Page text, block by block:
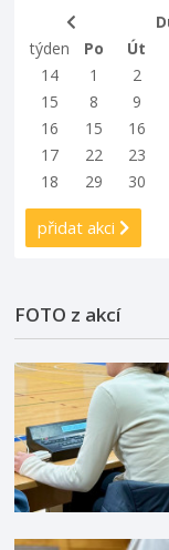
preferovanou
týden
Po Út
14
1 2
15
8 9
16
15 16
17
22 23
18
29 30
přidat akci
FOTO z akcí